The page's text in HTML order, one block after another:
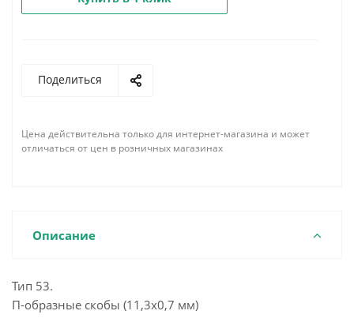
Поделиться
Цена действительна только для интернет-магазина и может
отличаться от цен в розничных магазинах
Описание
Тип 53.
П-образные скобы (11,3х0,7 мм)